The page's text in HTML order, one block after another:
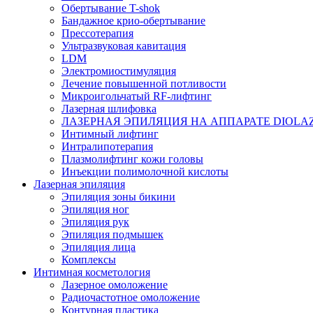
Обертывание T-shok
Бандажное крио-обертывание
Прессотерапия
Ультразвуковая кавитация
LDM
Электромиостимуляция
Лечение повышенной потливости
Микроигольчатый RF-лифтинг
Лазерная шлифовка
ЛАЗЕРНАЯ ЭПИЛЯЦИЯ НА АППАРАТЕ
Интимный лифтинг
Интралипотерапия
Плазмолифтинг кожи головы
Инъекции полимолочной кислоты
Лазерная эпиляция
Эпиляция зоны бикини
Эпиляция ног
Эпиляция рук
Эпиляция подмышек
Эпиляция лица
Комплексы
Интимная косметология
Лазерное омоложение
Радиочастотное омоложение
Контурная пластика